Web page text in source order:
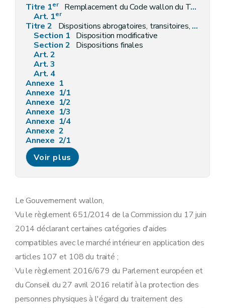
Titre 1er
Remplacement du Code wallon du Tourisme
Art. 1er
Titre 2
Dispositions abrogatoires, transitoires, modificatives et finales
Section 1 Disposition modificative
Section 2 Dispositions finales
Art. 2
Art. 3
Art. 4
Annexe 1
Annexe 1/1
Annexe 1/2
Annexe 1/3
Annexe 1/4
Annexe 2
Annexe 2/1
Annexe 3
Annexe 3/1
Annexe 4
Annexe 7
Annexe 8b
Annexe 8/1
Annexe 9
Annexe 10
Annexe 11
Annexe 12
Annexe 13
Annexe 15
Voir plus
Le Gouvernement wallon,
Vu le règlement 651/2014 de la Commission du 17 juin
2014 déclarant certaines catégories d'aides
compatibles avec le marché intérieur en application des
articles 107 et 108 du traité ;
Vu le règlement 2016/679 du Parlement européen et
du Conseil du 27 avril 2016 relatif à la protection des
personnes physiques à l'égard du traitement des